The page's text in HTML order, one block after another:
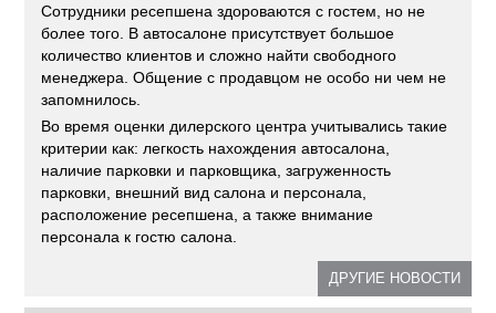
Сотрудники ресепшена здороваются с гостем, но не
более того. В автосалоне присутствует большое
количество клиентов и сложно найти свободного
менеджера. Общение с продавцом не особо ни чем не
запомнилось.
Во время оценки дилерского центра учитывались такие
критерии как: легкость нахождения автосалона,
наличие парковки и парковщика, загруженность
парковки, внешний вид салона и персонала,
расположение ресепшена, а также внимание
персонала к гостю салона.
ДРУГИЕ НОВОСТИ